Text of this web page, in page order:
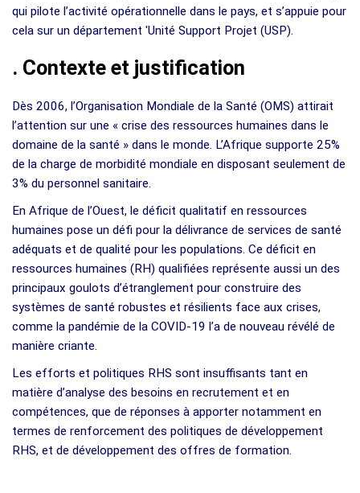
qui pilote l’activité opérationnelle dans le pays, et s’appuie pour
cela sur un département 'Unité Support Projet (USP).
. Contexte et justification
Dès 2006, l’Organisation Mondiale de la Santé (OMS) attirait
l’attention sur une « crise des ressources humaines dans le
domaine de la santé » dans le monde. L’Afrique supporte 25%
de la charge de morbidité mondiale en disposant seulement de
3% du personnel sanitaire.
En Afrique de l’Ouest, le déficit qualitatif en ressources
humaines pose un défi pour la délivrance de services de santé
adéquats et de qualité pour les populations. Ce déficit en
ressources humaines (RH) qualifiées représente aussi un des
principaux goulots d’étranglement pour construire des
systèmes de santé robustes et résilients face aux crises,
comme la pandémie de la COVID-19 l’a de nouveau révélé de
manière criante.
Les efforts et politiques RHS sont insuffisants tant en
matière d’analyse des besoins en recrutement et en
compétences, que de réponses à apporter notamment en
termes de renforcement des politiques de développement
RHS, et de développement des offres de formation.